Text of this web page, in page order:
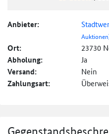
Anbieter:
Ort: 23730
Abholung: Ja
Versand: Nein
Zahlungsart: